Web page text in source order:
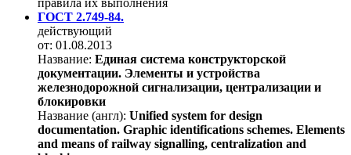
ГОСТ 2.749-84.
действующий
от: 01.08.2013
Название: Единая система конструкторской
документации. Элементы и устройства
железнодорожной сигнализации, централизации и
блокировки
Название (англ): Unified system for design
documentation. Graphic identifications schemes. Elements
and means of railway signalling, centralization and